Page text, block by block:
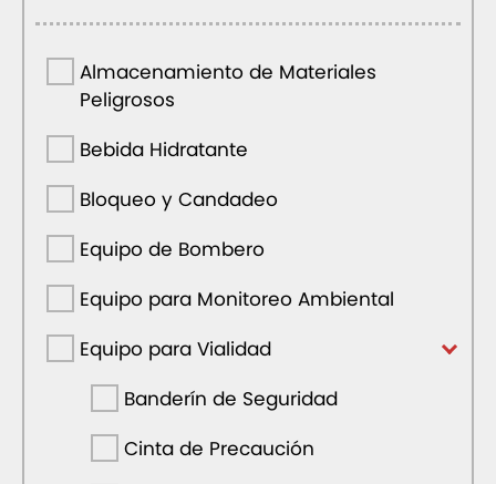
Almacenamiento de Materiales
Peligrosos
Bebida Hidratante
Bloqueo y Candadeo
Equipo de Bombero
Equipo para Monitoreo Ambiental
Equipo para Vialidad
Banderín de Seguridad
Cinta de Precaución